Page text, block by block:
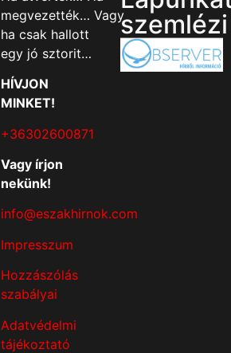
megvezették… Vagy
ha csak hallott
egy jó sztorit…
HÍVJON
MINKET!
+36302600871
Vagy írjon
nekünk!
info@eszakhirnok.com
Impresszum
Hozzászólás
szabályai
Adatvédelmi
tájékoztató
szemlézi